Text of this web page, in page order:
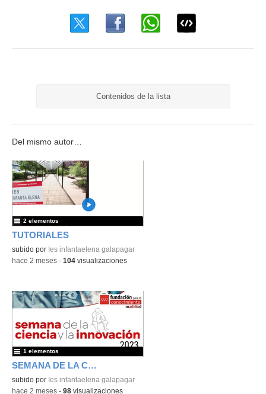
Contenidos de la lista
Del mismo autor…
TUTORIALES
subido por Ies infantaelena galapagar
2 elementos
-hace 2 meses - 104 visualizaciones
SEMANA DE LA CIENCIA
subido por Ies infantaelena galapagar
1 elementos
-hace 2 meses - 98 visualizaciones